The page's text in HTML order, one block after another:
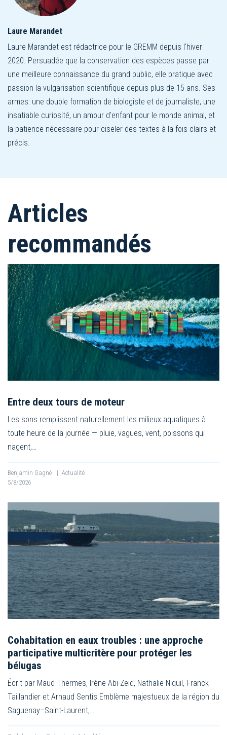
Laure Marandet
Laure Marandet est rédactrice pour le GREMM depuis l'hiver
2020. Persuadée que la conservation des espèces passe par
une meilleure connaissance du grand public, elle pratique avec
passion la vulgarisation scientifique depuis plus de 15 ans. Ses
armes: une double formation de biologiste et de journaliste, une
insatiable curiosité, un amour d'enfant pour le monde animal, et
la patience nécessaire pour ciseler des textes à la fois clairs et
précis.
Articles
recommandés
Entre deux tours de moteur
Les sons remplissent naturellement les milieux aquatiques à
toute heure de la journée — pluie, vagues, vent, poissons qui
nagent,…
Benjamin Gagné | Actualité
5/8/2026
Cohabitation en eaux troubles : une approche
participative multicritère pour protéger les
bélugas
Écrit par Maud Thermes, Irène Abi-Zeid, Nathalie Niquil, Franck
Taillandier et Arnaud Sentis Emblème majestueux de la région du
Saguenay–Saint-Laurent,…